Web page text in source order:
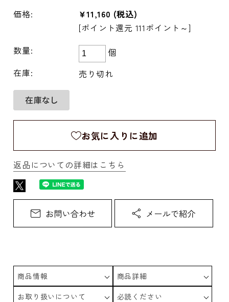
価格: ¥11,160 (税込)
[ポイント還元 111ポイント～]
数量:
個
在庫:
売り切れ
お気に入りに追加
返品についての詳細はこちら
商品情報
商品詳細
お取り扱いについて
必読ください